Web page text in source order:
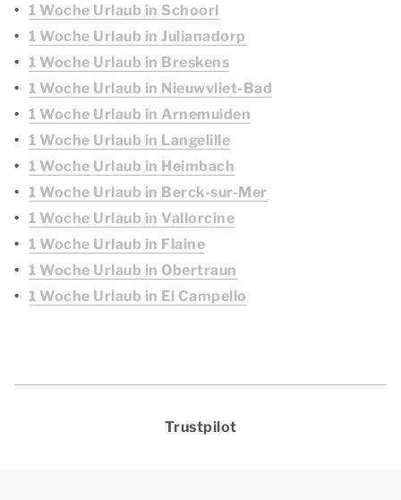
1 Woche Urlaub in Schoorl
1 Woche Urlaub in Julianadorp
1 Woche Urlaub in Breskens
1 Woche Urlaub in Nieuwvliet-Bad
1 Woche Urlaub in Arnemuiden
1 Woche Urlaub in Langelille
1 Woche Urlaub in Heimbach
1 Woche Urlaub in Berck-sur-Mer
1 Woche Urlaub in Vallorcine
1 Woche Urlaub in Flaine
1 Woche Urlaub in Obertraun
1 Woche Urlaub in El Campello
Trustpilot